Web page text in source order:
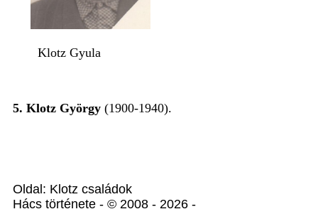
Klotz Gyula
5. Klotz György (1900-1940).
Oldal: Klotz családok
Hács története - © 2008 - 2026 -